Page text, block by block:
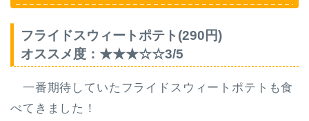
フライドスウィートポテト(290円)
オススメ度：★★★☆☆3/5
一番期待していたフライドスウィートポテトも食
べてきました！